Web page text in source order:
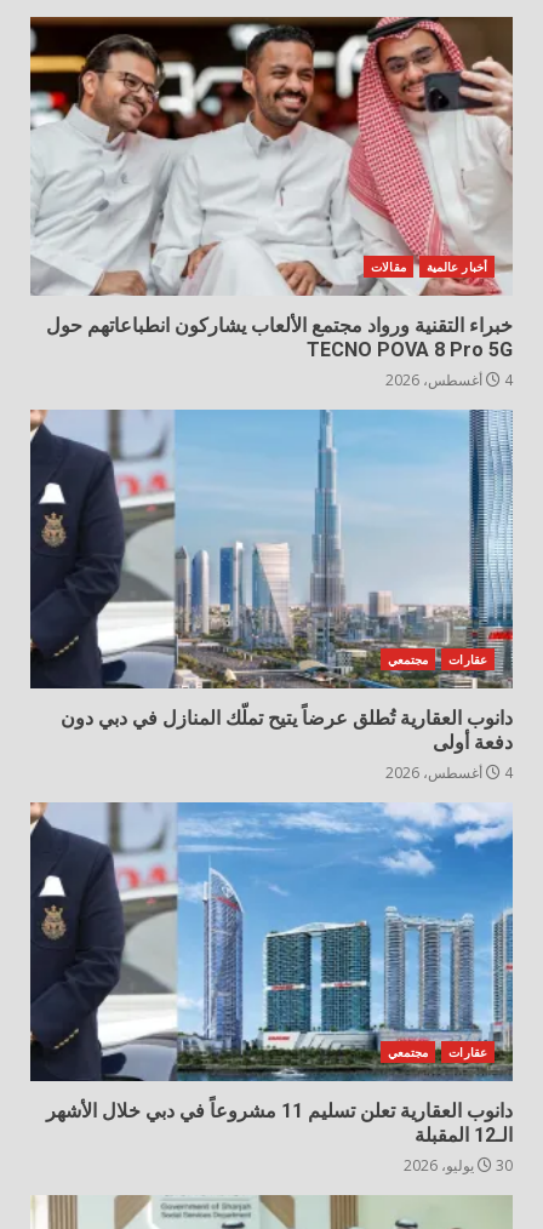
أخبار عالمية مقالات
خبراء التقنية ورواد مجتمع الألعاب يشاركون انطباعاتهم حول
TECNO POVA 8 Pro 5G
4 أغسطس، 2026
عقارات مجتمعي
دانوب العقارية تُطلق عرضاً يتيح تملّك المنازل في دبي دون
دفعة أولى
4 أغسطس، 2026
عقارات مجتمعي
دانوب العقارية تعلن تسليم 11 مشروعاً في دبي خلال الأشهر
الـ12 المقبلة
30 يوليو، 2026